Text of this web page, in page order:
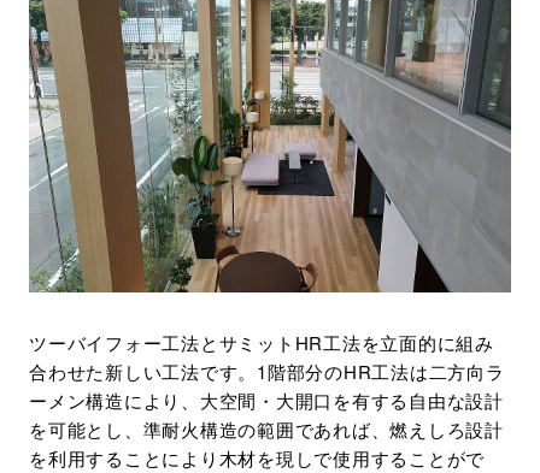
ツーバイフォー工法とサミットHR工法を立面的に組み
合わせた新しい工法です。1階部分のHR工法は二方向ラ
ーメン構造により、大空間・大開口を有する自由な設計
を可能とし、準耐火構造の範囲であれば、燃えしろ設計
を利用することにより木材を現しで使用することがで